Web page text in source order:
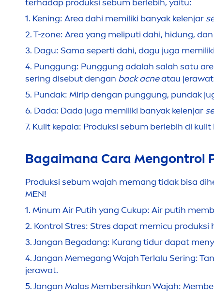
terhadap produksi sebum berlebih, yaitu:
1. Kening: Area dahi memiliki banyak kelenjar
2.T-zone: Area yang meliputi dahi, hidung,
3. Dagu: Sama seperti dahi, dagu juga
4. Punggung: Punggung adalah salah satu
sering disebut dengan back acneatau jerawat
5. Pundak: Mirip dengan punggung, pundak
6. Dada: Dada juga memiliki banyak kelenjar
7. Kulit kepala: Produksi sebum berlebih di
Bagaimana Cara Mengontrol
Produksi sebum wajah memang tidak bisa
MEN!
1. Minum Air Putih yang Cukup: Air putih
2. Kontrol Stres: Stres dapat memicu produksi
3.Jangan Begadang: Kurang tidur dapat men
4.Jangan Memegang Wajah Terlalu Sering:
jerawat.
5.Jangan Malas Membersihkan Wajah: